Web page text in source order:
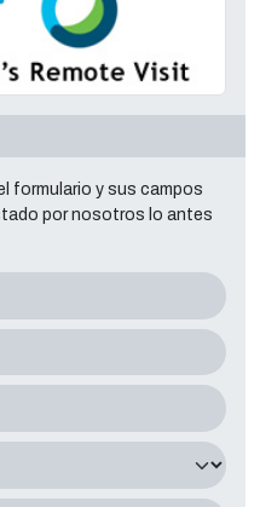
formulario y sus campos
por nosotros lo antes